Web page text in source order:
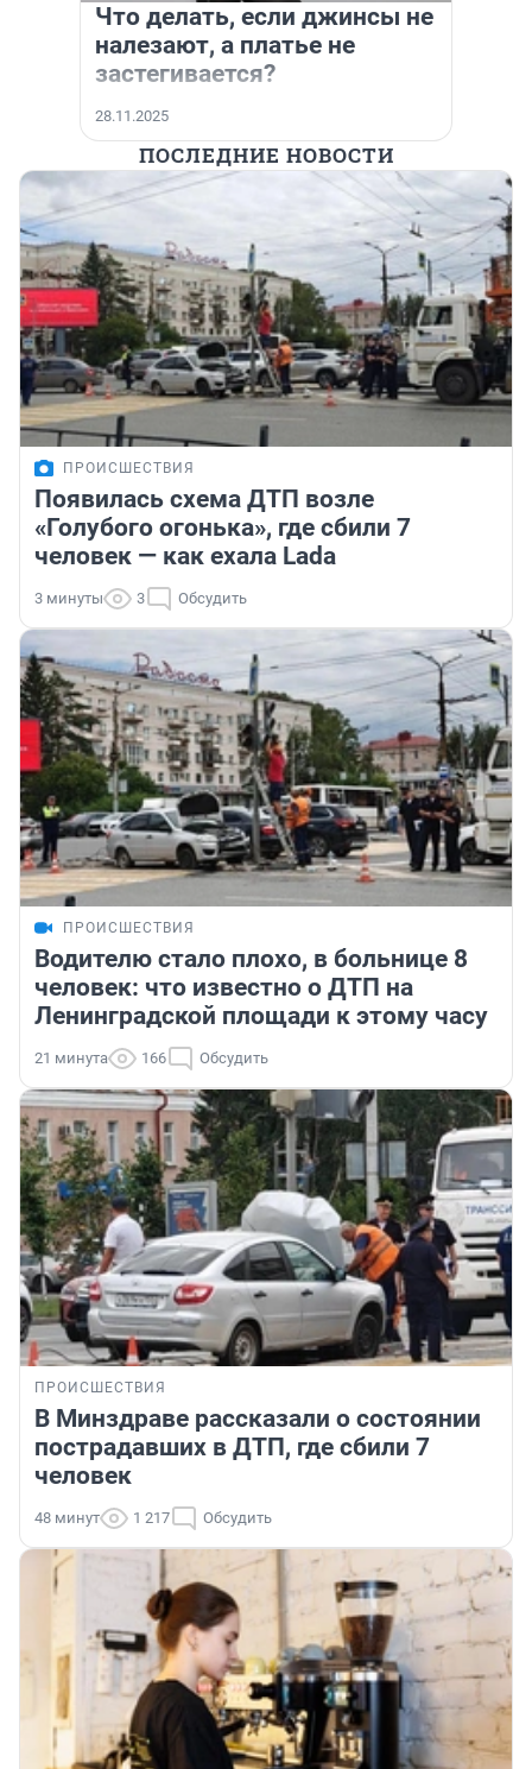
Что делать, если джинсы не
налезают, а платье не
застегивается?
28.11.2025
ПОСЛЕДНИЕ НОВОСТИ
ПРОИСШЕСТВИЯ
Появилась схема ДТП возле
«Голубого огонька», где сбили 7
человек — как ехала Lada
3 минуты 3 Обсудить
ПРОИСШЕСТВИЯ
Водителю стало плохо, в больнице 8
человек: что известно о ДТП на
Ленинградской площади к этому часу
21 минута 166 Обсудить
ПРОИСШЕСТВИЯ
В Минздраве рассказали о состоянии
пострадавших в ДТП, где сбили 7
человек
48 минут 1 217 Обсудить